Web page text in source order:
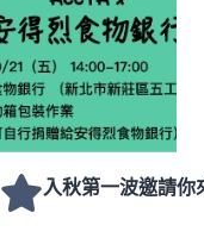
入秋第一波邀請你